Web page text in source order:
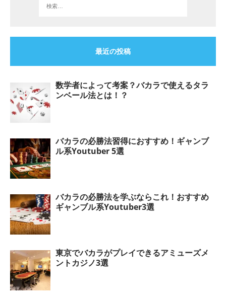
最近の投稿
数学者によって考案？バカラで使えるタラ
ンベール法とは！？
バカラの必勝法習得におすすめ！ギャンブ
ル系Youtuber 5選
バカラの必勝法を学ぶならこれ！おすすめ
ギャンブル系Youtuber3選
東京でバカラがプレイできるアミューズメ
ントカジノ3選